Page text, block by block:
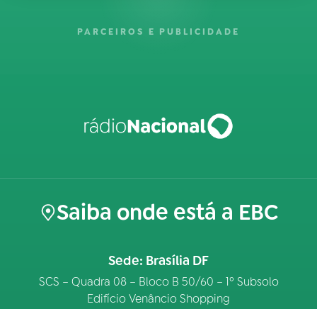
PARCEIROS E PUBLICIDADE
Saiba onde está a EBC
Sede: Brasília DF
SCS – Quadra 08 – Bloco B 50/60 – 1º Subsolo
Edifício Venâncio Shopping